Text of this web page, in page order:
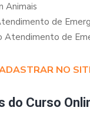
Animais
de
Atendimento de
NO
do Curso